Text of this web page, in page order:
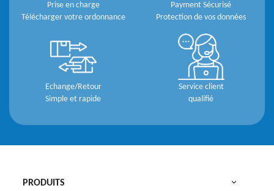
Prise en charge
Télécharger votre ordonnance
Payment Sécurisé
Protection de vos données
Echange/Retour
Simple et rapide
Service client
qualifié
PRODUITS 